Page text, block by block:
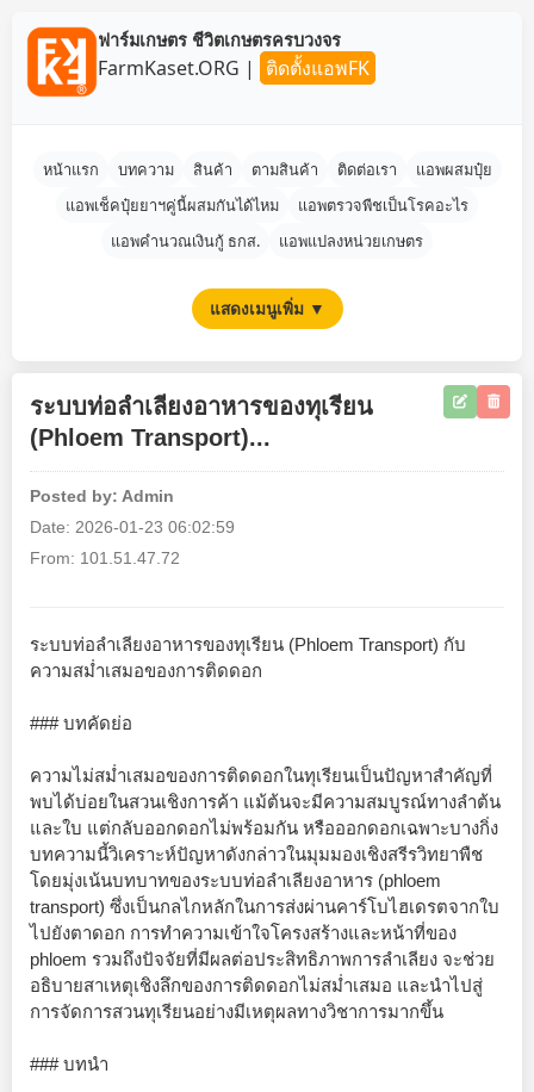
ฟาร์มเกษตร ชีวิตเกษตรครบวงจร
FarmKaset.ORG | ติดตั้งแอพFK
หน้าแรก บทความ สินค้า ตามสินค้า ติดต่อเรา
แอพผสมปุ๋ย
แอพเช็คปุ๋ยยาฯคู่นี้ผสมกันได้ไหม
แอพตรวจพืชเป็นโรคอะไร
แอพคำนวณเงินกู้ ธกส.
แอพแปลงหน่วยเกษตร
แสดงเมนูเพิ่ม ▼
ระบบท่อลำเลียงอาหารของทุเรียน
(Phloem Transport)...
Posted by: Admin
Date: 2026-01-23 06:02:59
From: 101.51.47.72
ระบบท่อลำเลียงอาหารของทุเรียน (Phloem Transport) กับ
ความสม่ำเสมอของการติดดอก
### บทคัดย่อ
ความไม่สม่ำเสมอของการติดดอกในทุเรียนเป็นปัญหาสำคัญที่
พบได้บ่อยในสวนเชิงการค้า แม้ต้นจะมีความสมบูรณ์ทางลำต้น
และใบ แต่กลับออกดอกไม่พร้อมกัน หรือออกดอกเฉพาะบางกิ่ง
บทความนี้วิเคราะห์ปัญหาดังกล่าวในมุมมองเชิงสรีรวิทยาพืช
โดยมุ่งเน้นบทบาทของระบบท่อลำเลียงอาหาร (phloem
transport) ซึ่งเป็นกลไกหลักในการส่งผ่านคาร์โบไฮเดรตจากใบ
ไปยังตาดอก การทำความเข้าใจโครงสร้างและหน้าที่ของ
phloem รวมถึงปัจจัยที่มีผลต่อประสิทธิภาพการลำเลียง จะช่วย
อธิบายสาเหตุเชิงลึกของการติดดอกไม่สม่ำเสมอ และนำไปสู่
การจัดการสวนทุเรียนอย่างมีเหตุผลทางวิชาการมากขึ้น
### บทนำ